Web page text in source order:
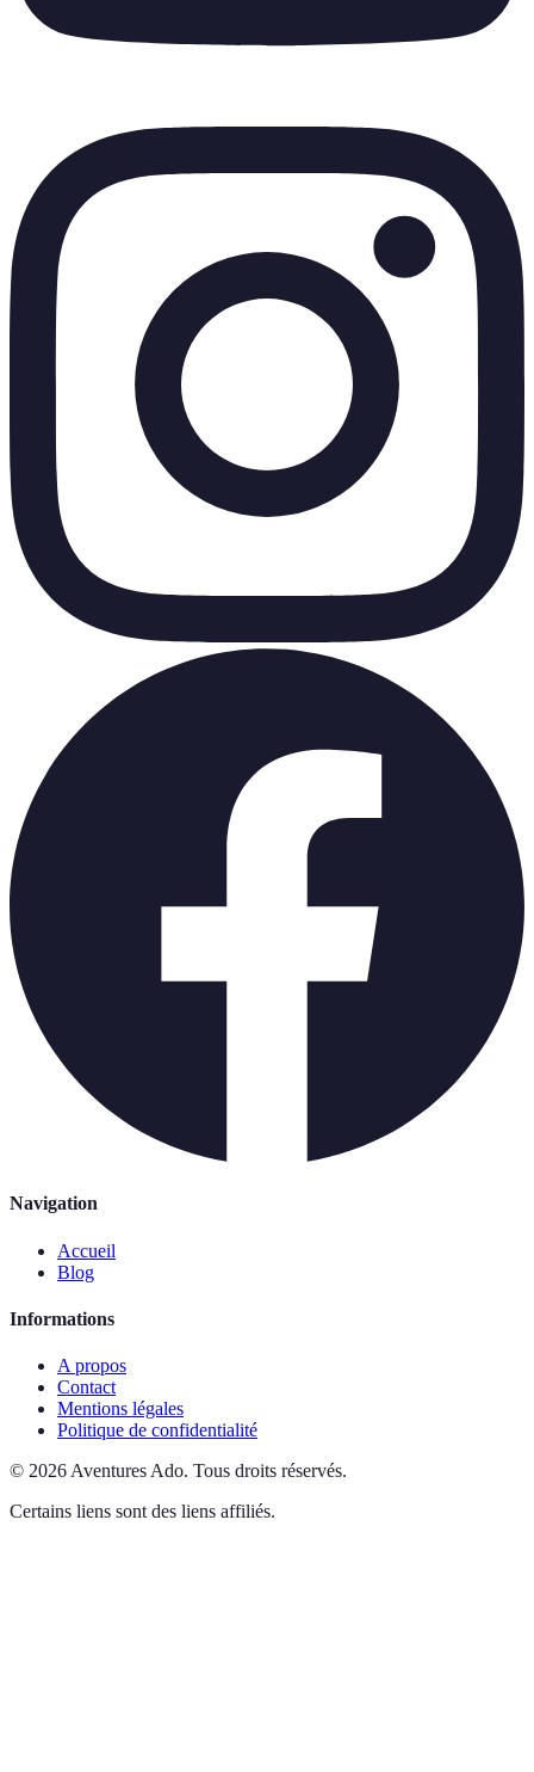
Navigation
Accueil
Blog
Informations
A propos
Contact
Mentions légales
Politique de confidentialité
© 2026 Aventures Ado. Tous droits réservés.
Certains liens sont des liens affiliés.